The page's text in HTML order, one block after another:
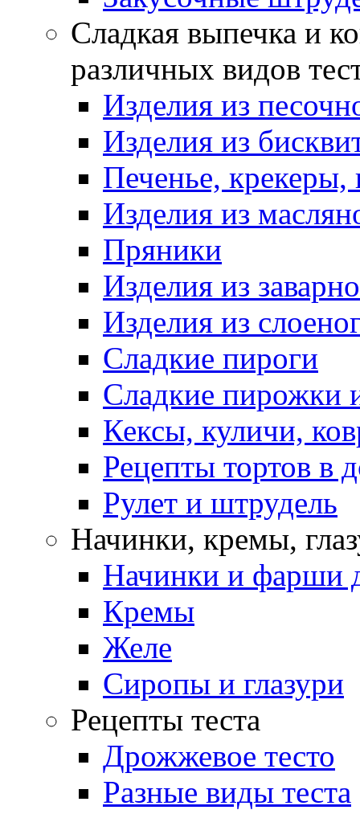
Сладкая выпечка и
различных видов
Изделия из
Изделия из
Печенье, крекеры,
Изделия из
Пряники
Изделия из
Изделия из
Сладкие пироги
Сладкие пирожки
Кексы, куличи,
Рецепты тортов в
Рулет и штрудель
Начинки, кремы,
Начинки и фарши
Кремы
Желе
Сиропы и глазури
Рецепты теста
Дрожжевое тесто
Разные виды теста